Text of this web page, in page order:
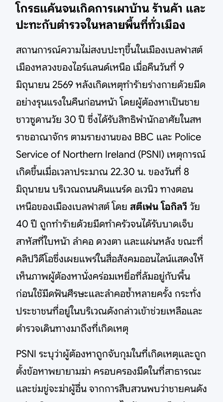
โกรธแค้นจนเกิดการเผาบ้าน ร้านค้า และ
ปะทะกับตำรวจในหลายพื้นที่ทั่วเมือง
สถานการณ์ความไม่สงบปะทุขึ้นในเมืองเบลฟาสต์
เมืองหลวงของไอร์แลนด์เหนือ เมื่อคืนวันที่ 9
มิถุนายน 2569 หลังเกิดเหตุทำร้ายร่างกายด้วยมีด
อย่างรุนแรงในคืนก่อนหน้า โดยผู้ต้องหาเป็นชาย
ชาวซูดานวัย 30 ปี ซึ่งได้รับสิทธิพำนักอาศัยในสห
ราชอาณาจักร ตามรายงานของ BBC และ Police
Service of Northern Ireland (PSNI) เหตุการณ์
เกิดขึ้นเมื่อเวลาประมาณ 22.30 น. ของวันที่ 8
มิถุนายน บริเวณถนนคินแนร์ด อเวนิว ทางตอน
เหนือของเมืองเบลฟาสต์ โดย สตีเฟน โอกิลวี วัย
40 ปี ถูกทำร้ายด้วยมีดทำครัวจนได้รับบาดเจ็บ
สาหัสที่ใบหน้า ลำคอ ดวงตา และแผ่นหลัง ขณะที่
คลิปวิดีโอซึ่งเผยแพร่ในสื่อสังคมออนไลน์แสดงให้
เห็นภาพผู้ต้องหานั่งคร่อมเหยื่อที่ล้มอยู่กับพื้น
ก่อนใช้มีดฟันศีรษะและลำคอซ้ำหลายครั้ง กระทั่ง
ประชาชนที่อยู่ในบริเวณดังกล่าวเข้าช่วยเหลือและ
ตำรวจเดินทางมาถึงที่เกิดเหตุ
PSNI ระบุว่าผู้ต้องหาถูกจับกุมในที่เกิดเหตุและถูก
ตั้งข้อหาพยายามฆ่า ครอบครองมีดในที่สาธารณะ
และข่มขู่จะฆ่าผู้อื่น จากการสืบสวนพบว่าชายคนดัง